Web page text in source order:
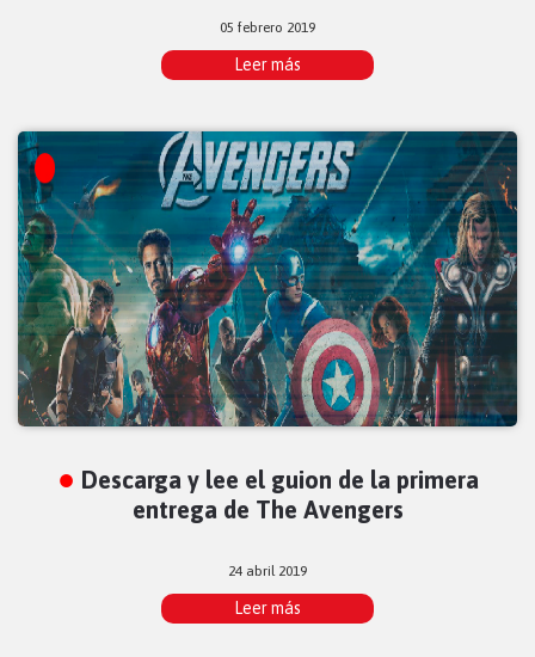
05 febrero 2019
Leer más
Descarga y lee el guion de la primera
entrega de The Avengers
24 abril 2019
Leer más